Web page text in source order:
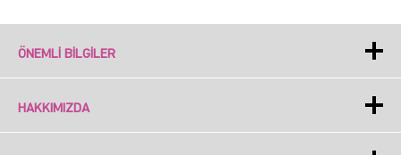
ÖNEMLI BILGILER
HAKKIMIZDA